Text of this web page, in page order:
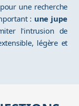
une recherche
: une jupe
l'intrusion de
légère et